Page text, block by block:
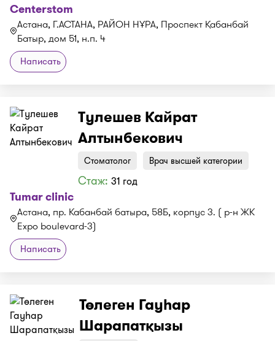
Centerstom
Астана, Г.АСТАНА, РАЙОН НҰРА, Проспект Қабанбай
Батыр, дом 51, н.п. 4
Написать
Тулешев Кайрат
Алтынбекович
Стоматолог Врач высшей категории
Стаж: 31 год
Tumar clinic
Астана, пр. Кабанбай батыра, 58Б, корпус 3. ( р-н ЖК
Expo boulevard-3)
Написать
Төлеген Гауһар
Шарапатқызы